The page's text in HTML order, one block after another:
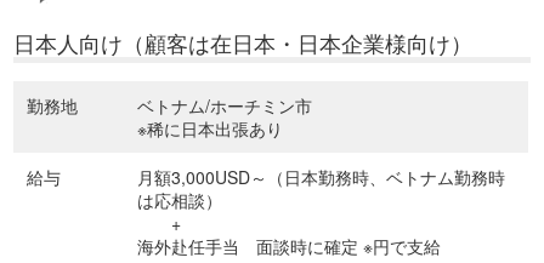
日本人向け（顧客は在日本・日本企業様向け）
勤務地
ベトナム/ホーチミン市
※稀に日本出張あり
給与
月額3,000USD～（日本勤務時、ベトナム勤務時
は応相談）
+
海外赴任手当 面談時に確定 ※円で支給